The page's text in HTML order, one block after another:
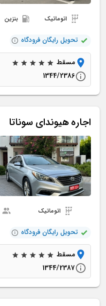
اتوماتیک بنزین
تحویل رایگان فرودگاه
مسقط
1344/2386
اجارههیوندای سوناتا
اتوماتیک
تحویل رایگان فرودگاه
مسقط
1344/2387